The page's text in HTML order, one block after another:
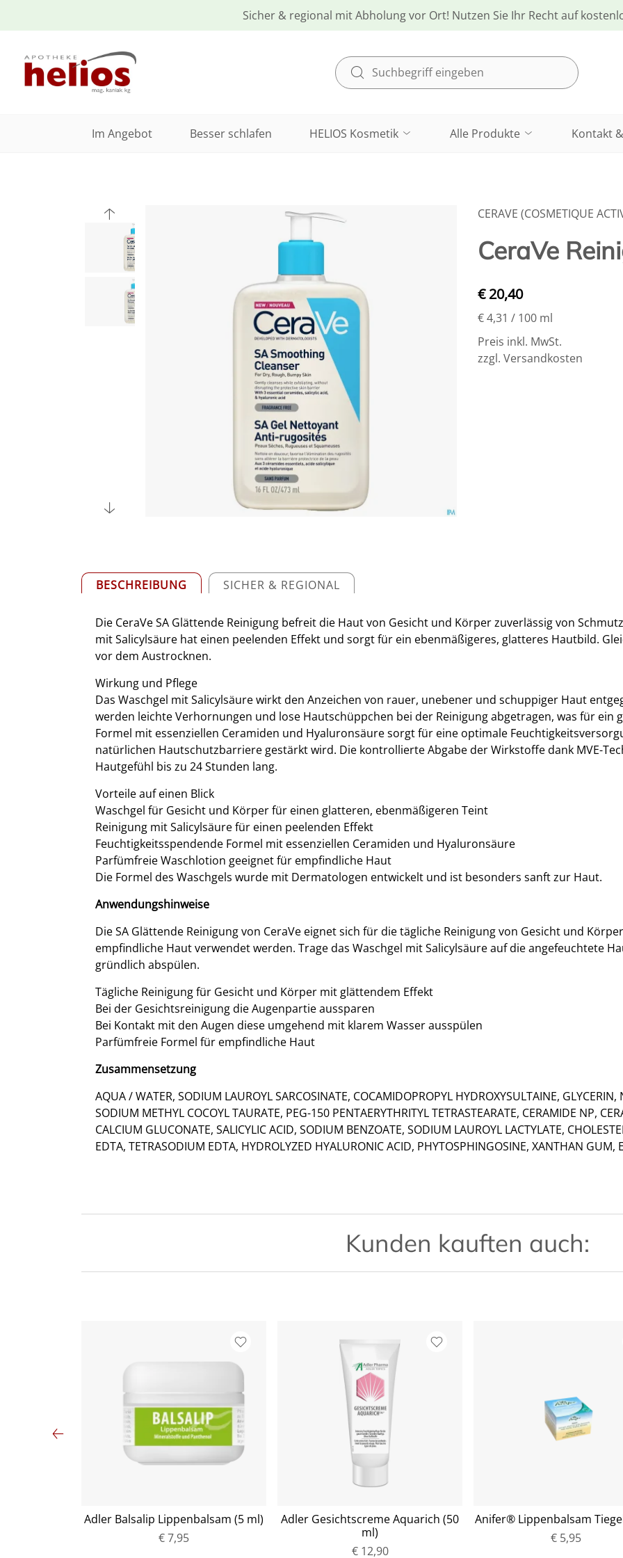
Sicher & regional mit Abholung vor Ort! Nutzen Sie Ihr Recht auf
Im Angebot Besser schlafen HELIOS Kosmetik Alle Produkte Kontakt
CERAVE (COSMETIQUE
CeraVe
€ 20,40
€ 4,31 / 100 ml
Preis inkl. MwSt.
zzgl. Versandkosten
BESCHREIBUNG SICHER & REGIONAL
Die CeraVe SA Glättende Reinigung befreit die Haut von Gesicht und Körper zuverlässig von
mit Salicylsäure hat einen peelenden Effekt und sorgt für ein ebenmäßigeres, glatteres Hautbild.
vor dem Austrocknen.
Wirkung und Pflege
Das Waschgel mit Salicylsäure wirkt den Anzeichen von rauer, unebener und schuppiger Haut
werden leichte Verhornungen und lose Hautschüppchen bei der Reinigung abgetragen, was für ein
Formel mit essenziellen Ceramiden und Hyaluronsäure sorgt für eine optimale
natürlichen Hautschutzbarriere gestärkt wird. Die kontrollierte Abgabe der Wirkstoffe dank MVE-
Hautgefühl bis zu 24 Stunden lang.
Vorteile auf einen Blick
Waschgel für Gesicht und Körper für einen glatteren, ebenmäßigeren Teint
Reinigung mit Salicylsäure für einen peelenden Effekt
Feuchtigkeitsspendende Formel mit essenziellen Ceramiden und Hyaluronsäure
Parfümfreie Waschlotion geeignet für empfindliche Haut
Die Formel des Waschgels wurde mit Dermatologen entwickelt und ist besonders sanft zur Haut.
Anwendungshinweise
Die SA Glättende Reinigung von CeraVe eignet sich für die tägliche Reinigung von Gesicht und
empfindliche Haut verwendet werden. Trage das Waschgel mit Salicylsäure auf die angefeuchtete
gründlich abspülen.
Tägliche Reinigung für Gesicht und Körper mit glättendem Effekt
Bei der Gesichtsreinigung die Augenpartie aussparen
Bei Kontakt mit den Augen diese umgehend mit klarem Wasser ausspülen
Parfümfreie Formel für empfindliche Haut
Zusammensetzung
AQUA / WATER, SODIUM LAUROYL SARCOSINATE, COCAMIDOPROPYL HYDROXYSULTAINE,
SODIUM METHYL COCOYL TAURATE, PEG-150 PENTAERYTHRITYL TETRASTEARATE, CERAMIDE NP,
CALCIUM GLUCONATE, SALICYLIC ACID, SODIUM BENZOATE, SODIUM LAUROYL LACTYLATE,
EDTA, TETRASODIUM EDTA, HYDROLYZED HYALURONIC ACID, PHYTOSPHINGOSINE, XANTHAN GUM,
Kunden kauften auch:
Adler Balsalip Lippenbalsam (5 ml)
€ 7,95
Adler Gesichtscreme Aquarich (50
ml)
€ 12,90
Anifer® Lippenbalsam
€ 5,95
P